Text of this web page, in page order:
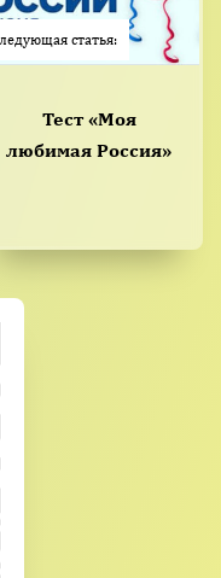
статья:
Тест «Моя
любимая Россия»